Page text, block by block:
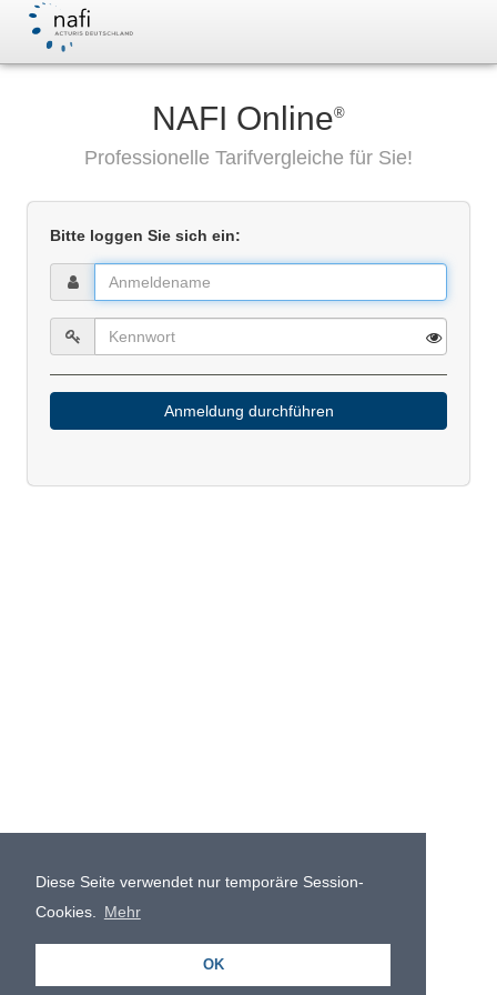
Diese Seite verwendet nur temporäre Session-
Cookies.
Mehr
OK
NAFI Online®
Professionelle Tarifvergleiche für Sie!
Bitte loggen Sie sich ein:
Anmeldung durchführen